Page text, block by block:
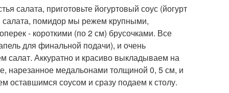
салата, приготовьте йогуртовый соус (йогурт
салата, помидор мы режем крупными,
- короткими (по 2 см) брусочками. Все
для финальной подачи), и очень
салат. Аккуратно и красиво выкладываем на
нарезанное медальонами толщиной 0, 5 см, и
оставшимся соусом и сразу подаем к столу.